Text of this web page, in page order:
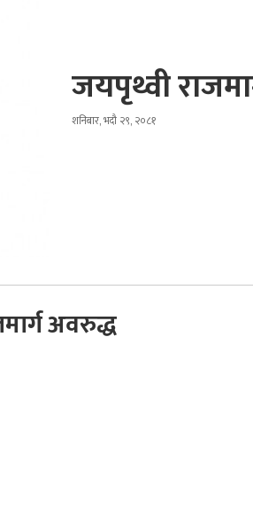
जयपृथ्वी
शनिबार, भदौ २९, २०८१
अवरुद्ध